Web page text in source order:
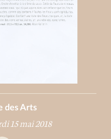
des Arts
15 mai 2018